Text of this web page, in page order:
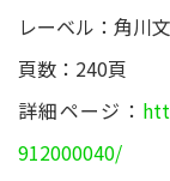
レーベル：角川
頁数：240頁
詳細ページ：
912000040/